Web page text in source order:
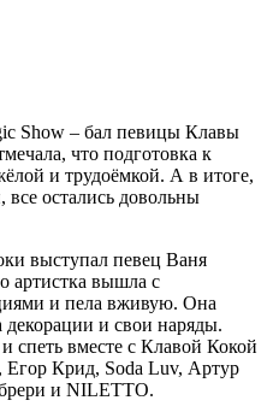
Show – бал певицы Клавы
что подготовка к
и трудоёмкой. А в итоге,
все остались довольны
выступал певец Ваня
артистка вышла с
и пела вживую. Она
декорации и свои наряды.
спеть вместе с Клавой Кокой
Крид, Soda Luv, Артур
и NILETTO.